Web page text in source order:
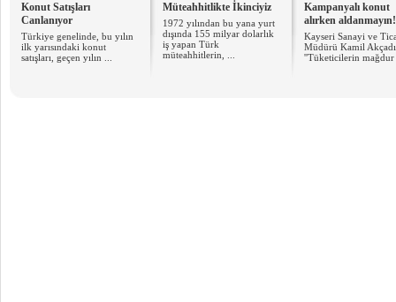
Konut Satışları
Canlanıyor
Türkiye genelinde, bu yılın
ilk yarısındaki konut
satışları, geçen yılın ...
Müteahhitlikte İkinciyiz
1972 yılından bu yana yurt
dışında 155 milyar dolarlık
iş yapan Türk
müteahhitlerin, ...
Kampanyalı konut
alırken aldanmayın!
Kayseri Sanayi ve
Müdürü Kamil
''Tüketicilerin mağdur